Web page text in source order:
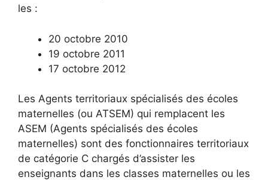
les :
20 octobre 2010
19 octobre 2011
17 octobre 2012
Les Agents territoriaux spécialisés des écoles
maternelles (ou ATSEM) qui remplacent les
ASEM (Agents spécialisés des écoles
maternelles) sont des fonctionnaires territoriaux
de catégorie C chargés d’assister les
enseignants dans les classes maternelles ou les